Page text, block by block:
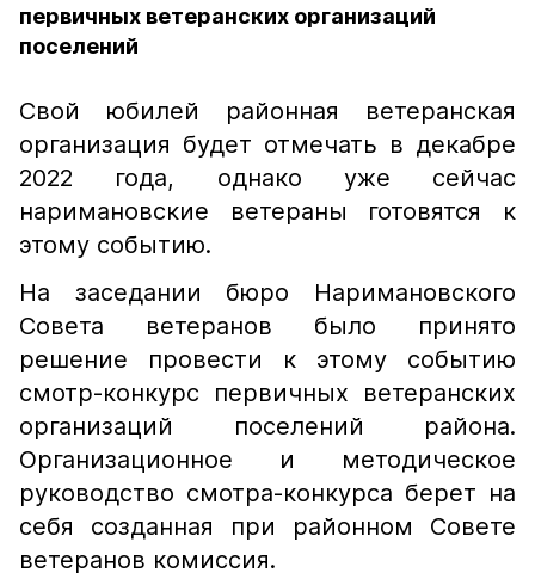
первичных ветеранских организаций
поселений
Свой юбилей районная ветеранская
организация будет отмечать в декабре
2022 года, однако уже сейчас
наримановские ветераны готовятся к
этому событию.
На заседании бюро Наримановского
Совета ветеранов было принято
решение провести к этому событию
смотр-конкурс первичных ветеранских
организаций поселений района.
Организационное и методическое
руководство смотра-конкурса берет на
себя созданная при районном Совете
ветеранов комиссия.